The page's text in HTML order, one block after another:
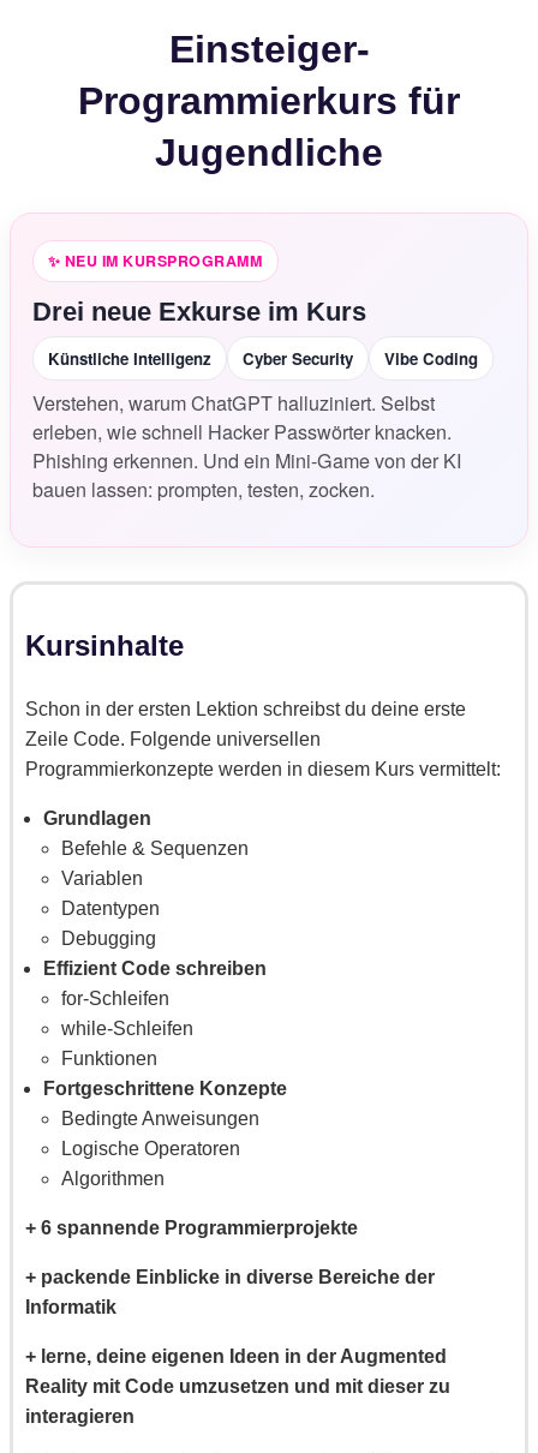
Einsteiger-
Programmierkurs für
Jugendliche
✨ NEU IM KURSPROGRAMM
Drei neue Exkurse im Kurs
Künstliche Intelligenz Cyber Security Vibe Coding
Verstehen, warum ChatGPT halluziniert. Selbst
erleben, wie schnell Hacker Passwörter knacken.
Phishing erkennen. Und ein Mini-Game von der KI
bauen lassen: prompten, testen, zocken.
Kursinhalte
Schon in der ersten Lektion schreibst du deine erste
Zeile Code. Folgende universellen
Programmierkonzepte werden in diesem Kurs vermittelt:
Grundlagen
Befehle & Sequenzen
Variablen
Datentypen
Debugging
Effizient Code schreiben
for-Schleifen
while-Schleifen
Funktionen
Fortgeschrittene Konzepte
Bedingte Anweisungen
Logische Operatoren
Algorithmen
+ 6 spannende Programmierprojekte
+ packende Einblicke in diverse Bereiche der
Informatik
+ lerne, deine eigenen Ideen in der Augmented
Reality mit Code umzusetzen und mit dieser zu
interagieren